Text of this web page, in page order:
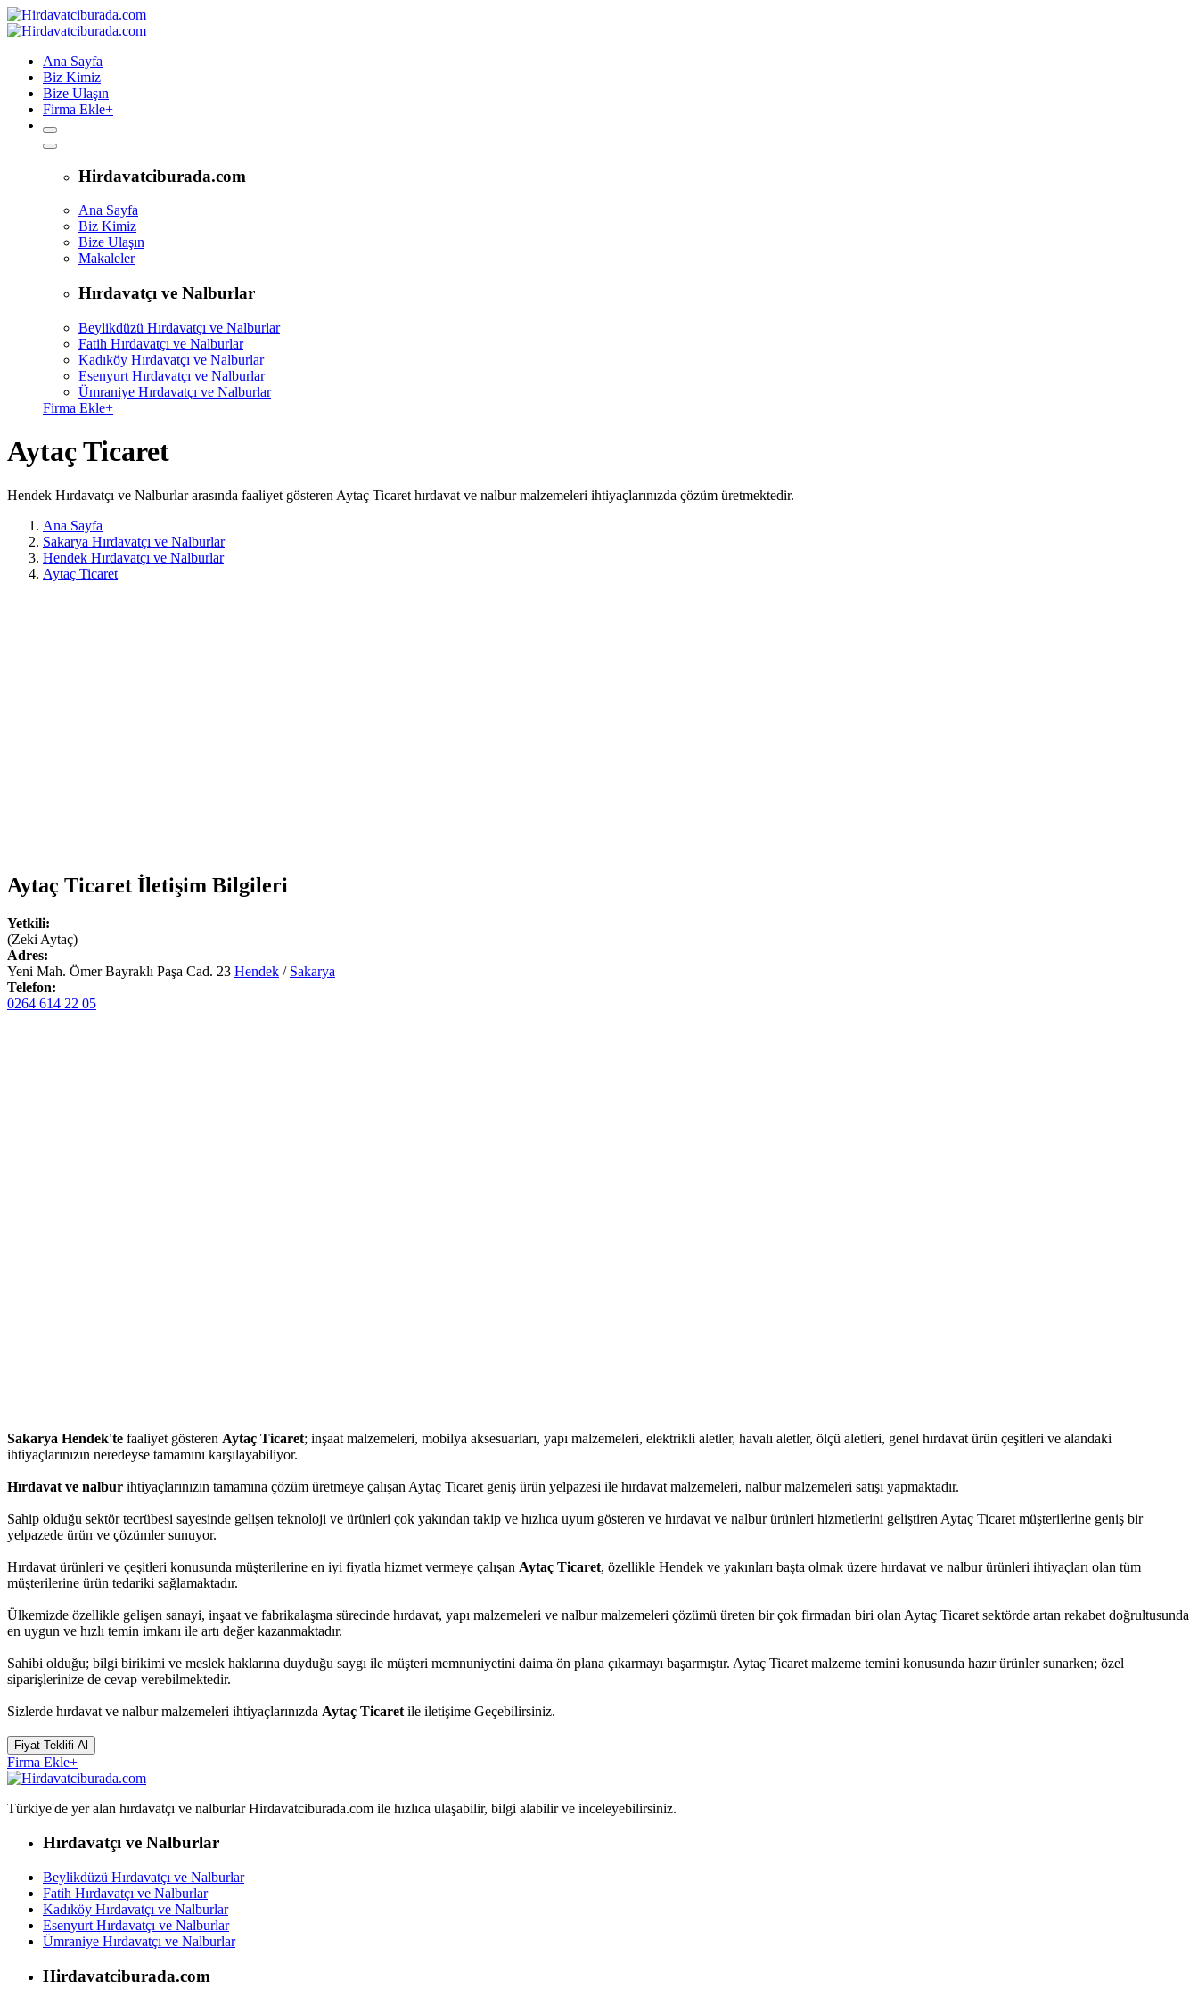
Ana Sayfa
Biz Kimiz
Bize Ulaşın
Firma Ekle+
Hirdavatciburada.com
Ana Sayfa
Biz Kimiz
Bize Ulaşın
Makaleler
Hırdavatçı ve Nalburlar
Beylikdüzü Hırdavatçı ve Nalburlar
Fatih Hırdavatçı ve Nalburlar
Kadıköy Hırdavatçı ve Nalburlar
Esenyurt Hırdavatçı ve Nalburlar
Ümraniye Hırdavatçı ve Nalburlar
Firma Ekle+
Aytaç Ticaret
Hendek Hırdavatçı ve Nalburlar arasında faaliyet gösteren Aytaç Ticaret hırdavat ve nalbur malzemeleri ihtiyaçlarınızda çözüm üretmektedir.
Ana Sayfa
Sakarya Hırdavatçı ve Nalburlar
Hendek Hırdavatçı ve Nalburlar
Aytaç Ticaret
Aytaç Ticaret İletişim Bilgileri
Yetkili:
(Zeki Aytaç)
Adres:
Yeni Mah. Ömer Bayraklı Paşa Cad. 23 Hendek / Sakarya
Telefon:
0264 614 22 05
Sakarya Hendek'te faaliyet gösteren Aytaç Ticaret; inşaat malzemeleri, mobilya aksesuarları, yapı malzemeleri, elektrikli aletler, havalı aletler, ölçü aletleri, genel hırdavat ürün çeşitleri ve alandaki
ihtiyaçlarınızın neredeyse tamamını karşılayabiliyor.
Hırdavat ve nalbur ihtiyaçlarınızın tamamına çözüm üretmeye çalışan Aytaç Ticaret geniş ürün yelpazesi ile hırdavat malzemeleri, nalbur malzemeleri satışı yapmaktadır.
Sahip olduğu sektör tecrübesi sayesinde gelişen teknoloji ve ürünleri çok yakından takip ve hızlıca uyum gösteren ve hırdavat ve nalbur ürünleri hizmetlerini geliştiren Aytaç Ticaret müşterilerine geniş bir
yelpazede ürün ve çözümler sunuyor.
Hırdavat ürünleri ve çeşitleri konusunda müşterilerine en iyi fiyatla hizmet vermeye çalışan Aytaç Ticaret, özellikle Hendek ve yakınları başta olmak üzere hırdavat ve nalbur ürünleri ihtiyaçları olan tüm
müşterilerine ürün tedariki sağlamaktadır.
Ülkemizde özellikle gelişen sanayi, inşaat ve fabrikalaşma sürecinde hırdavat, yapı malzemeleri ve nalbur malzemeleri çözümü üreten bir çok firmadan biri olan Aytaç Ticaret sektörde artan rekabet doğrultusunda
en uygun ve hızlı temin imkanı ile artı değer kazanmaktadır.
Sahibi olduğu; bilgi birikimi ve meslek haklarına duyduğu saygı ile müşteri memnuniyetini daima ön plana çıkarmayı başarmıştır. Aytaç Ticaret malzeme temini konusunda hazır ürünler sunarken; özel
siparişlerinize de cevap verebilmektedir.
Sizlerde hırdavat ve nalbur malzemeleri ihtiyaçlarınızda Aytaç Ticaret ile iletişime Geçebilirsiniz.
Fiyat Teklifi Al
Firma Ekle+
Türkiye'de yer alan hırdavatçı ve nalburlar Hirdavatciburada.com ile hızlıca ulaşabilir, bilgi alabilir ve inceleyebilirsiniz.
Hırdavatçı ve Nalburlar
Beylikdüzü Hırdavatçı ve Nalburlar
Fatih Hırdavatçı ve Nalburlar
Kadıköy Hırdavatçı ve Nalburlar
Esenyurt Hırdavatçı ve Nalburlar
Ümraniye Hırdavatçı ve Nalburlar
Hirdavatciburada.com